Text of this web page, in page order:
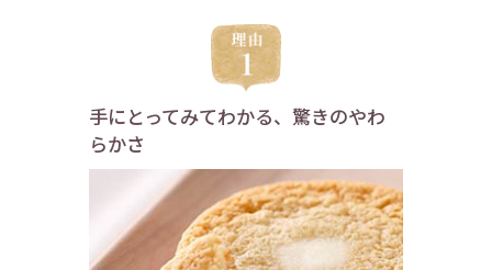
手にとってみてわかる、驚きのやわ
らかさ